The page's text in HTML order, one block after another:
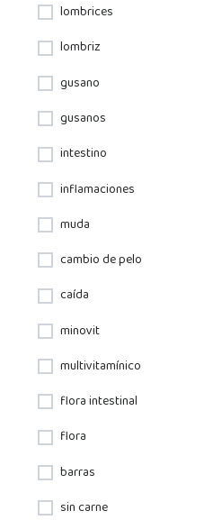
lombrices
lombriz
gusano
gusanos
intestino
inflamaciones
muda
cambio de pelo
caída
minovit
multivitamínico
flora intestinal
flora
barras
sin carne